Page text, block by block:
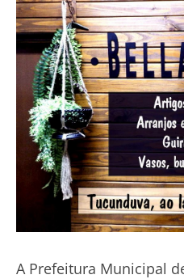
A Prefeitura Municipal